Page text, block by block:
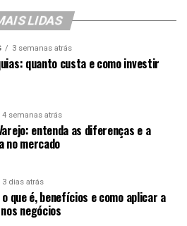
LIDAS
3 semanas atrás
quanto custa e como investir
4 semanas atrás
entenda as diferenças e a
no mercado
3 dias atrás
que é, benefícios e como aplicar a
negócios